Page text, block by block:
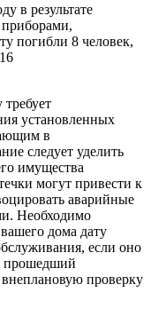
в результате
погибли 8 человек,
установленных
в
следует уделить
имущества
могут привести к
аварийные
Необходимо
дома дату
если оно
прошедший
проверку